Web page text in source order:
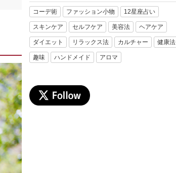
コーデ術 ファッション小物 12星座占い
スキンケア セルフケア 美容法 ヘアケア
ダイエット リラックス法 カルチャー 健康法
趣味 ハンドメイド アロマ